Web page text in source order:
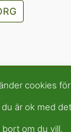
cookies
är ok med
bort om du vill.